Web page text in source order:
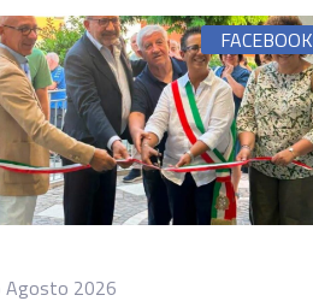
FACEBOOK
Agosto 2026